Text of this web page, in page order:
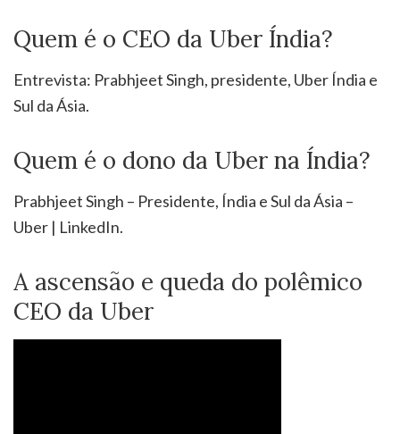
Quem é o CEO da Uber Índia?
Entrevista: Prabhjeet Singh, presidente, Uber Índia e
Sul da Ásia.
Quem é o dono da Uber na Índia?
Prabhjeet Singh – Presidente, Índia e Sul da Ásia –
Uber | LinkedIn.
A ascensão e queda do polêmico
CEO da Uber